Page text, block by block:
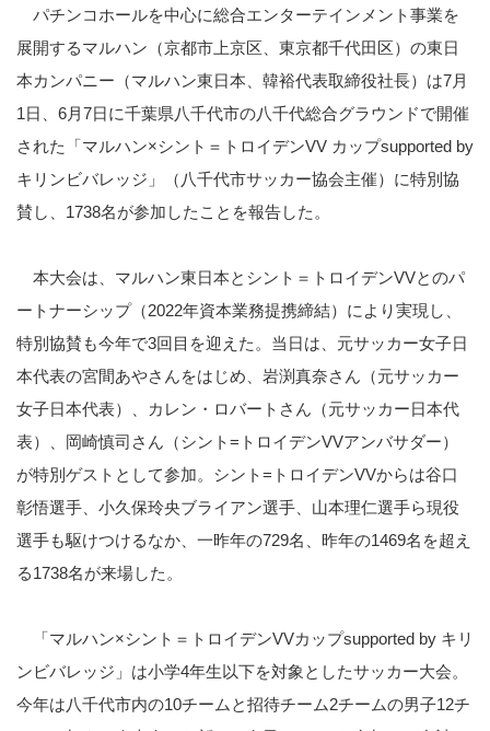
パチンコホールを中心に総合エンターテインメント事業を
展開するマルハン（京都市上京区、東京都千代田区）の東日
本カンパニー（マルハン東日本、韓裕代表取締役社長）は7月
1日、 6月7日に千葉県八千代市の八千代総合グラウンドで開催
された「マルハン×シント＝トロイデンVV カップsupported by
キリンビバレッジ」（八千代市サッカー協会主催）に特別協
賛し、 1738名が参加したことを報告した。
本大会は、マルハン東日本とシント＝トロイデンVVとのパ
ートナーシップ（2022年資本業務提携締結）により実現し、
特別協賛も今年で3回目を迎えた。当日は、元サッカー女子日
本代表の宮間あやさんをはじめ、岩渕真奈さん（元サッカー
女子日本代表）、カレン・ロバートさん（元サッカー日本代
表）、岡崎慎司さん（シント= トロイデンVVアンバサダー）
が特別ゲストとして参加。シント= トロイデンVVからは谷口
彰悟選手、小久保玲央ブライアン選手、山本理仁選手ら現役
選手も駆けつけるなか、一昨年の729名、昨年の1469名を超え
る1738名が来場した。
「マルハン×シント＝トロイデンVVカップsupported by キリ
ンビバレッジ」は小学4年生以下を対象としたサッカー大会。
今年は八千代市内の10チームと招待チーム2チームの男子12チ